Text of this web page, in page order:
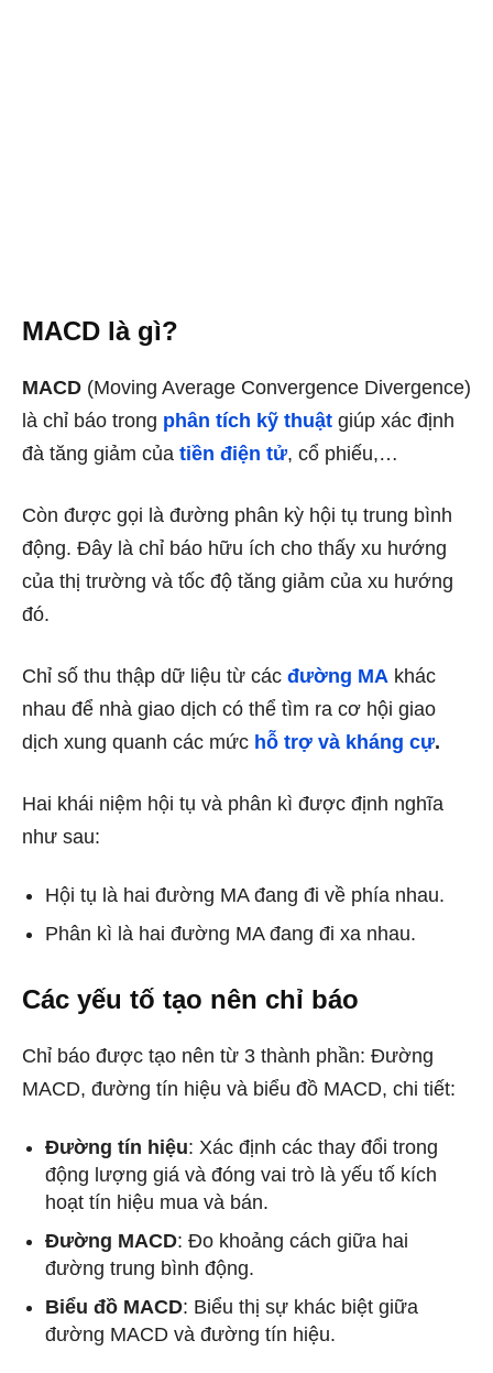
MACD là gì?
MACD (Moving Average Convergence Divergence)
là chỉ báo trong phân tích kỹ thuật giúp xác định
đà tăng giảm của tiền điện tử, cổ phiếu,…
Còn được gọi là đường phân kỳ hội tụ trung bình
động. Đây là chỉ báo hữu ích cho thấy xu hướng
của thị trường và tốc độ tăng giảm của xu hướng
đó.
Chỉ số thu thập dữ liệu từ các đường MA khác
nhau để nhà giao dịch có thể tìm ra cơ hội giao
dịch xung quanh các mức hỗ trợ và kháng cự.
Hai khái niệm hội tụ và phân kì được định nghĩa
như sau:
Hội tụ là hai đường MA đang đi về phía nhau.
Phân kì là hai đường MA đang đi xa nhau.
Các yếu tố tạo nên chỉ báo
Chỉ báo được tạo nên từ 3 thành phần: Đường
MACD, đường tín hiệu và biểu đồ MACD, chi tiết:
Đường tín hiệu: Xác định các thay đổi trong
động lượng giá và đóng vai trò là yếu tố kích
hoạt tín hiệu mua và bán.
Đường MACD: Đo khoảng cách giữa hai
đường trung bình động.
Biểu đồ MACD: Biểu thị sự khác biệt giữa
đường MACD và đường tín hiệu.